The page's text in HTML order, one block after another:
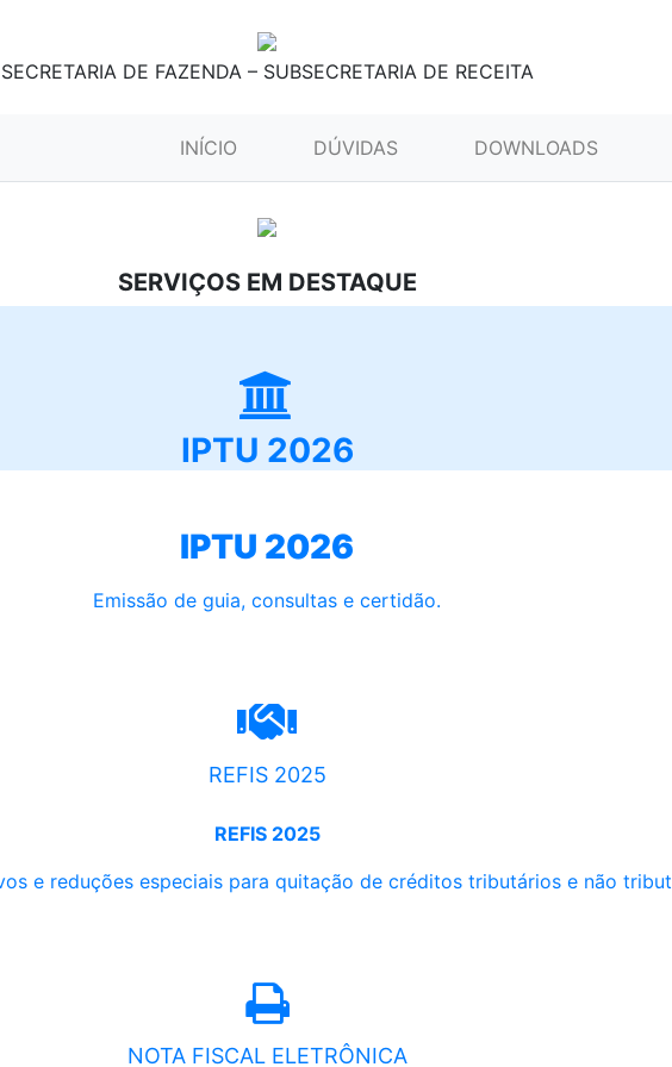
SECRETARIA DE FAZENDA – SUBSECRETARIA DE RECEITA
INÍCIO (CURRENT)DÚVIDAS DOWNLOADS
SERVIÇOS EM DESTAQUE
IPTU 2026
IPTU 2026
Emissão de guia, consultas e certidão.
REFIS 2025
REFIS 2025
e reduções especiais para quitação de créditos tributários e não
NOTA FISCAL ELETRÔNICA